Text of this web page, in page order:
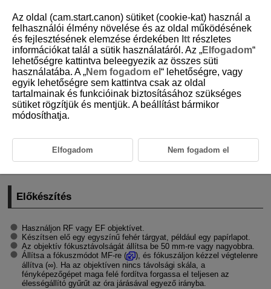
D388-090
Portörlési adatok begyűjtése
Előkészítés
A képekhez a porfoltok törléséhez használható portörlési adatok
adhatók. A portörlési adatokat a mellékelt Digital Photo Professional
(EOS szoftver) használja a porfoltok automatikus törléséhez.
Előkészítés
Használjon RF vagy EF objektívet.
Készítsen elő egy egyszínű fehér tárgyat, például egy papírlapot.
Az objektív fókusztávolságát állítsa be 50 mm-re vagy nagyobbra.
Állítsa a fókuszmódot MF-re (
), és fókuszáljon kézzel végtelenre
állítva (∞). Ha az objektíven nincs távolsági skála, a
fényképezőgépet maga felé fordítva forgassa el teljesen az
élességállító gyűrűt az óra járásával egyező irányba.
Az oldal (cam.start.canon) sütiket (cookie-kat) használ a
felhasználói élmény növelése és az oldal működésének
és fejlesztésének elemzése érdekében Itt részletes
információkat talál a sütik használatáról. Az „Elfogadom“
lehetőségre kattintva beleegyezik az összes süti
használatába. A „Nem fogadom el “ lehetőségre, vagy
egyik lehetőségre sem kattintva csak az oldal
tartalmainak és funkcióinak biztosításához szükséges
sütiket rögzítjük és mentjük. A beállítást bármikor
módosíthatja.
Elfogadom Nem fogadom el